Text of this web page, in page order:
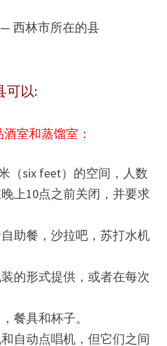
西林市所在的县
可以:
室和蒸馏室：
（six feet）的空间，人数
上10点之前关闭，并要求
助餐，沙拉吧，苏打水机
的形式提供，或者在每次
餐具和杯子。
自动点唱机，但它们之间